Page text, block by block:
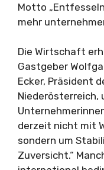
Motto
mehr
Die Wirtschaft
Gastgeber
Ecker, Präsident
Niederösterreich,
derzeit nicht mit
sondern um
Zuversicht.“